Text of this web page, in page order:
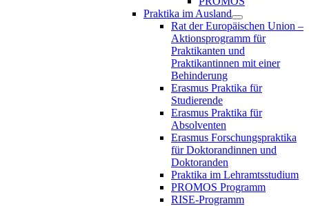
Praktika im Ausland
Rat der Europäischen Union –
Aktionsprogramm für
Praktikanten und
Praktikantinnen mit einer
Behinderung
Erasmus Praktika für
Studierende
Erasmus Praktika für
Absolventen
Erasmus Forschungspraktika
für Doktorandinnen und
Doktoranden
Praktika im Lehramtsstudium
PROMOS Programm
RISE-Programm